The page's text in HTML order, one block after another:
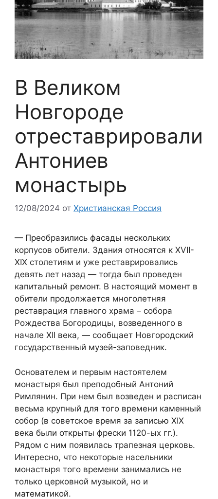
В Великом
Новгороде
отреставрировали
Антониев
монастырь
12/08/2024 от Христианская Россия
— Преобразились фасады нескольких
корпусов обители. Здания относятся к XVII-
XIX столетиям и уже реставрировались
девять лет назад — тогда был проведен
капитальный ремонт. В настоящий момент в
обители продолжается многолетняя
реставрация главного храма – собора
Рождества Богородицы, возведенного в
начале XII века, — сообщает Новгородский
государственный музей-заповедник.
Основателем и первым настоятелем
монастыря был преподобный Антоний
Римлянин. При нем был возведен и расписан
весьма крупный для того времени каменный
собор (в советское время за записью XIX
века были открыты фрески 1120-ых гг.).
Рядом с ним появилась трапезная церковь.
Интересно, что некоторые насельники
монастыря того времени занимались не
только церковной музыкой, но и
математикой.